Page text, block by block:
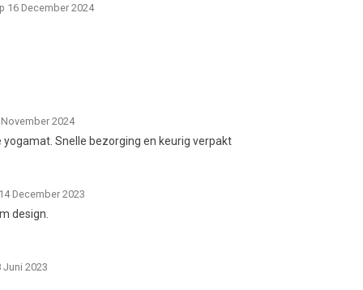
16 December 2024
2024
Snelle bezorging en keurig verpakt
December 2023
design.
Juni 2023